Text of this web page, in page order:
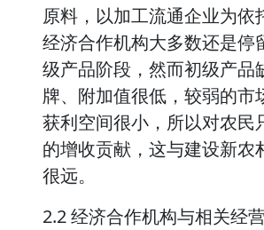
原料，以加工流通企业为依
经济合作机构大多数还是停
级产品阶段，然而初级产品
牌、附加值很低，较弱的市
获利空间很小，所以对农民
的增收贡献，这与建设新农
很远。
2.2 经济合作机构与相关经